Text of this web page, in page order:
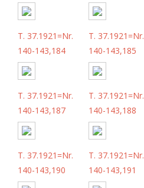
T. 37.1921=Nr.
140-143,184
T. 37.1921=Nr.
140-143,185
T. 37.1921=Nr.
140-143,187
T. 37.1921=Nr.
140-143,188
T. 37.1921=Nr.
140-143,190
T. 37.1921=Nr.
140-143,191